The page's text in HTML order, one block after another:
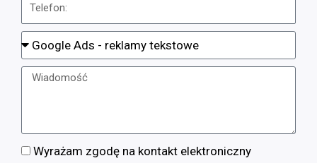
Wyrażam zgodę na kontakt elektroniczny